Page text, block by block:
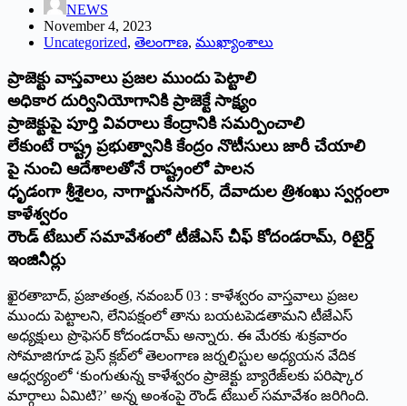
NEWS
November 4, 2023
Uncategorized, తెలంగాణ, ముఖ్యాంశాలు
ప్రాజెక్టు వాస్తవాలు ప్రజల ముందు పెట్టాలి
అధికార దుర్వినియోగానికి ప్రాజెక్టే సాక్ష్యం
ప్రాజెక్టుపై పూర్తి వివరాలు కేంద్రానికి సమర్పించాలి
లేకుంటే రాష్ట్ర ప్రభుత్వానికి కేంద్రం నొటీసులు జారీ చేయాలి
పై నుంచి ఆదేశాలతోనే రాష్ట్రంలో పాలన
ధృడంగా శ్రీశైలం, నాగార్జునసాగర్‌, ‌దేవాదుల త్రిశంఖు స్వర్గంలా
కాళేశ్వరం
రౌండ్‌ ‌టేబుల్‌ ‌సమావేశంలో టీజేఎస్‌ ‌చీఫ్‌ ‌కోదండరామ్‌, ‌రిటైర్డ్
ఇం‌జినీర్లు
ఖైరతాబాద్‌, ‌ప్రజాతంత్ర, నవంబర్‌ 03 : ‌కాళేశ్వరం వాస్తవాలు ప్రజల
ముందు పెట్టాలని, లేనిపక్షంలో తాను బయటపెడతామని టీజేఎస్‌
అధ్యక్షులు ప్రొఫెసర్‌ ‌కోదండరామ్‌ అన్నారు. ఈ మేరకు శుక్రవారం
సోమాజిగూడ ప్రెస్‌ ‌క్లబ్‌లో తెలంగాణ జర్నలిస్టుల అధ్యయన వేదిక
ఆధ్వర్యంలో ‘కుంగుతున్న కాళేశ్వరం ప్రాజెక్టు బ్యారేజ్‌లకు పరిష్కార
మార్గాలు ఏమిటి?’ అన్న అంశంపై రౌండ్‌ ‌టేబుల్‌ ‌సమావేశం జరిగింది.